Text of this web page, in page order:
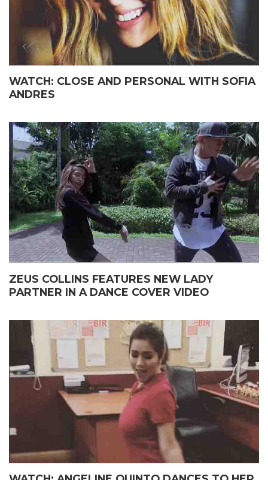
WATCH: CLOSE AND PERSONAL WITH SOFIA
ANDRES
ZEUS COLLINS FEATURES NEW LADY
PARTNER IN A DANCE COVER VIDEO